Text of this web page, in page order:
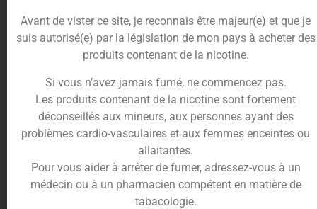
L’expérience se traduit généralement par :
une montée rapide et claire,
une relaxation physique progressive,
une sensation de bien-être durable.
Ce produit est donc plutôt destiné aux utilisateurs
habitués aux concentrations élevées, qui
souhaitent profiter d’une vape efficace et
Un vape pen simple, rechargeable et prêt à
l’emploi
Avant de vister ce site, je reconnais être majeur(e) et que je
suis autorisé(e) par la législation de mon pays à acheter des
produits contenant de la nicotine.
Si vous n’avez jamais fumé, ne commencez pas.
Les produits contenant de la nicotine sont fortement
déconseillés aux mineurs, aux personnes ayant des
problèmes cardio-vasculaires et aux femmes enceintes ou
allaitantes.
Pour vous aider à arrêter de fumer, adressez-vous à un
médecin ou à un pharmacien compétent en matière de
tabacologie.